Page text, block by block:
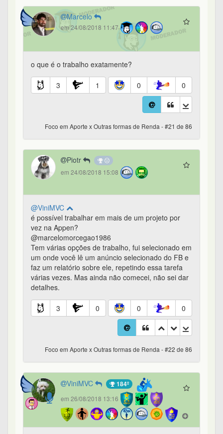
Marcelo
em 24/08/2018 11:47
o que é o trabalho exatamente?
3 1 0 0
Foco em Aporte x Outras formas de Renda - #21 de 86
Piotr
em 24/08/2018 15:08
@ViniMVC
é possível trabalhar em mais de um projeto por
vez na Appen?
@marcelomorcegao1986
Tem várias opções de trabalho, fui selecionado em
um onde você lê um anúncio selecionado do FB e
faz um relatório sobre ele, repetindo essa tarefa
várias vezes. Mas ainda não comecei, não sei dar
detalhes.
3 0 0 0
Foco em Aporte x Outras formas de Renda - #22 de 86
ViniMVC 184º
em 26/08/2018 13:16